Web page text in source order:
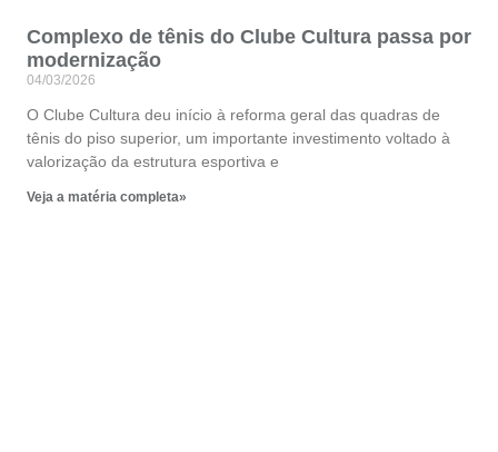
Complexo de tênis do Clube Cultura passa por
modernização
04/03/2026
O Clube Cultura deu início à reforma geral das quadras de
tênis do piso superior, um importante investimento voltado à
valorização da estrutura esportiva e
Veja a matéria completa»